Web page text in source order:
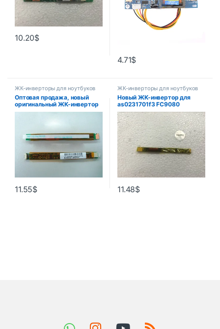
10.20$
4.71$
ЖК-инверторы для ноутбуков
Оптовая продажа, новый
оригинальный ЖК-инвертор
для ноутбука HP DV5 DV6
11.55$
ЖК-инверторы для ноутбуков
Новый ЖК-инвертор для
as0231701f3 FC9080
AS023215710 T18I095.00
AS023216300 DAC-08N035
AS023216000 2995312300
TBD485NR
11.48$